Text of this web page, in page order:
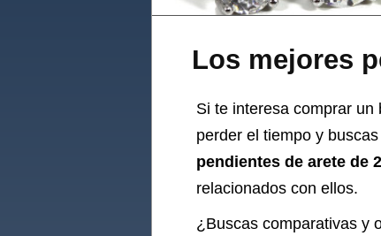
Los mejores
Si te interesa comprar
perder el tiempo y
pendientes de arete de
relacionados con ellos.
¿Buscas comparativas y